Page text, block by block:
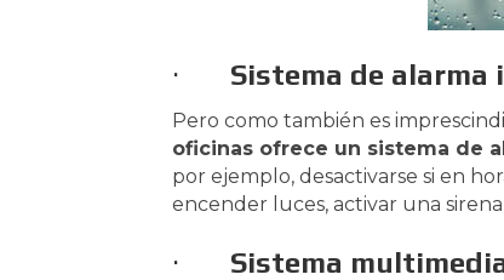
· Sistema de alarma
Pero como también es
oficinas ofrece un sistema de
por ejemplo, desactivarse si en
encender luces, activar una
· Sistema